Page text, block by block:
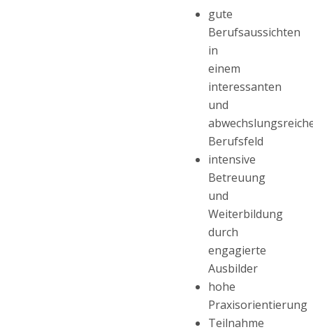
gute
Berufsaussichten
in
einem
interessanten
und
Berufsfeld
intensive
Betreuung
und
Weiterbildung
durch
engagierte
Ausbilder
hohe
Praxisorientierung
Teilnahme